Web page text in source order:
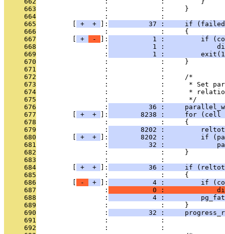
     663
                 :             :     }
     664
                 :             :
     665
+ + ]:
37 :     if
     666
                 :             :     {
     667
+ - ]:
1 :         if
     668
                 :
1 :
     669
                 :
1 :
     670
                 :             :     }
     671
                 :             :
     672
                 :             :     /*
     673
:             :      * Set
     674
:             :      *
     675
                 :             :      */
     676
                 :
36 :
     677
+ + ]:
8238 :     for (cell
     678
                 :             :     {
     679
                 :
8202 :
     680
+ + ]:
8202 :         if
     681
                 :
32 :
     682
                 :             :     }
     683
                 :             :
     684
+ + ]:
36 :     if
     685
                 :             :     {
     686
- + ]:
4 :         if
     687
                 :
0 :
     688
                 :
4 :
     689
                 :             :     }
     690
                 :
32 :
     691
:             :
     692
                 :             :